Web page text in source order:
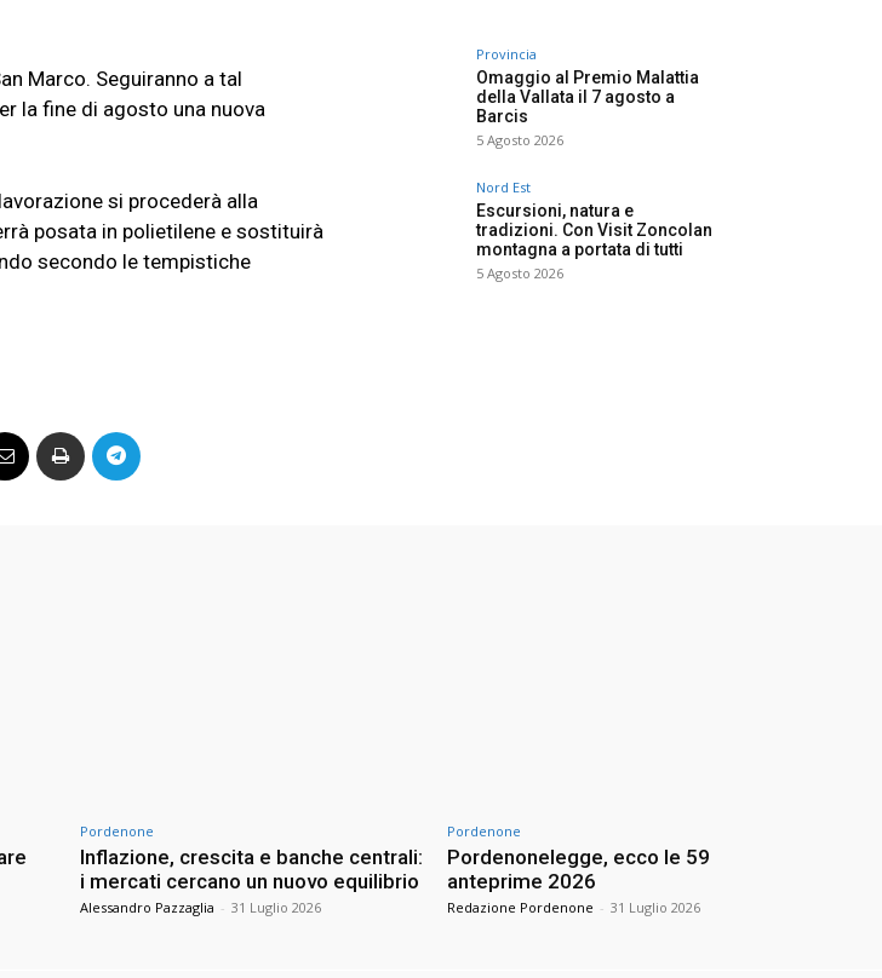
Marco. Seguiranno a tal
la fine di agosto una nuova
si procederà alla
posata in polietilene e sostituirà
secondo le tempistiche
Provincia
Omaggio al Premio Malattia
della Vallata il 7 agosto a
Barcis
5 Agosto 2026
Nord Est
Escursioni, natura e
tradizioni. Con Visit Zoncolan
montagna a portata di tutti
5 Agosto 2026
Pordenone
Inflazione, crescita e banche centrali:
i mercati cercano un nuovo equilibrio
Alessandro Pazzaglia - 31 Luglio 2026
Pordenone
Pordenonelegge, ecco le 59
anteprime 2026
Redazione Pordenone - 31 Luglio 2026